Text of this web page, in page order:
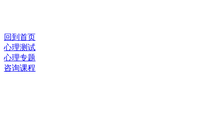
回到首页
心理测试
心理专题
咨询课程